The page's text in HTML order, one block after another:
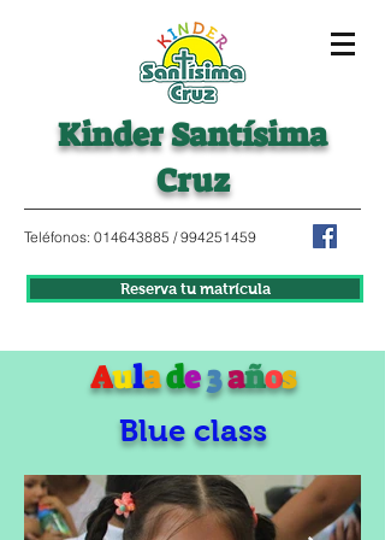
KinderSantísima
Cruz
Teléfonos: 014643885 /994251459
Reserva tu matrícula
Aulade3años
Blue class